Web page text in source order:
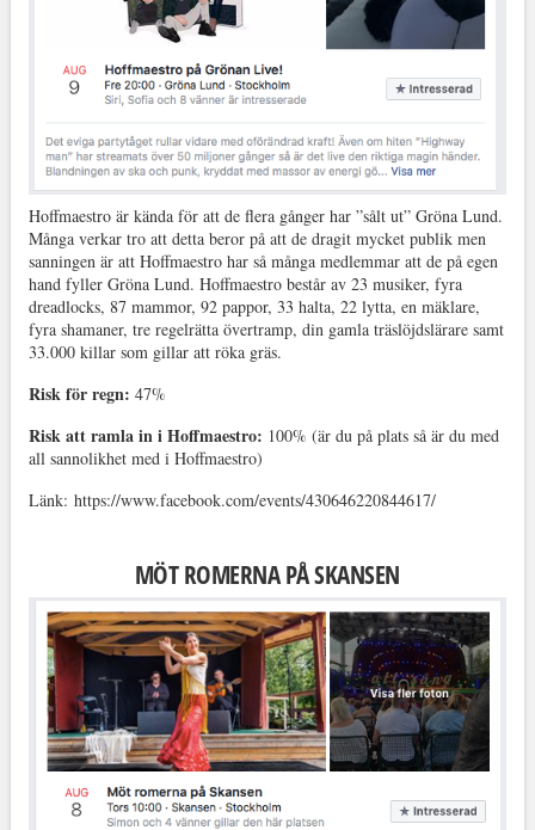
Hoffmaestro är kända för att de flera gånger har ”sålt ut” Gröna Lund.
Många verkar tro att detta beror på att de dragit mycket publik men
sanningen är att Hoffmaestro har så många medlemmar att de på egen
hand fyller Gröna Lund. Hoffmaestro består av 23 musiker, fyra
dreadlocks, 87 mammor, 92 pappor, 33 halta, 22 lytta, en mäklare,
fyra shamaner, tre regelrätta övertramp, din gamla träslöjdslärare samt
33.000 killar som gillar att röka gräs.
Risk för regn: 47%
Risk att ramla in i Hoffmaestro: 100% (är du på plats så är du med
all sannolikhet med i Hoffmaestro)
Länk: https://www.facebook.com/events/430646220844617/
MÖT ROMERNA PÅ SKANSEN